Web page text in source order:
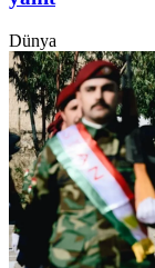
Dünya